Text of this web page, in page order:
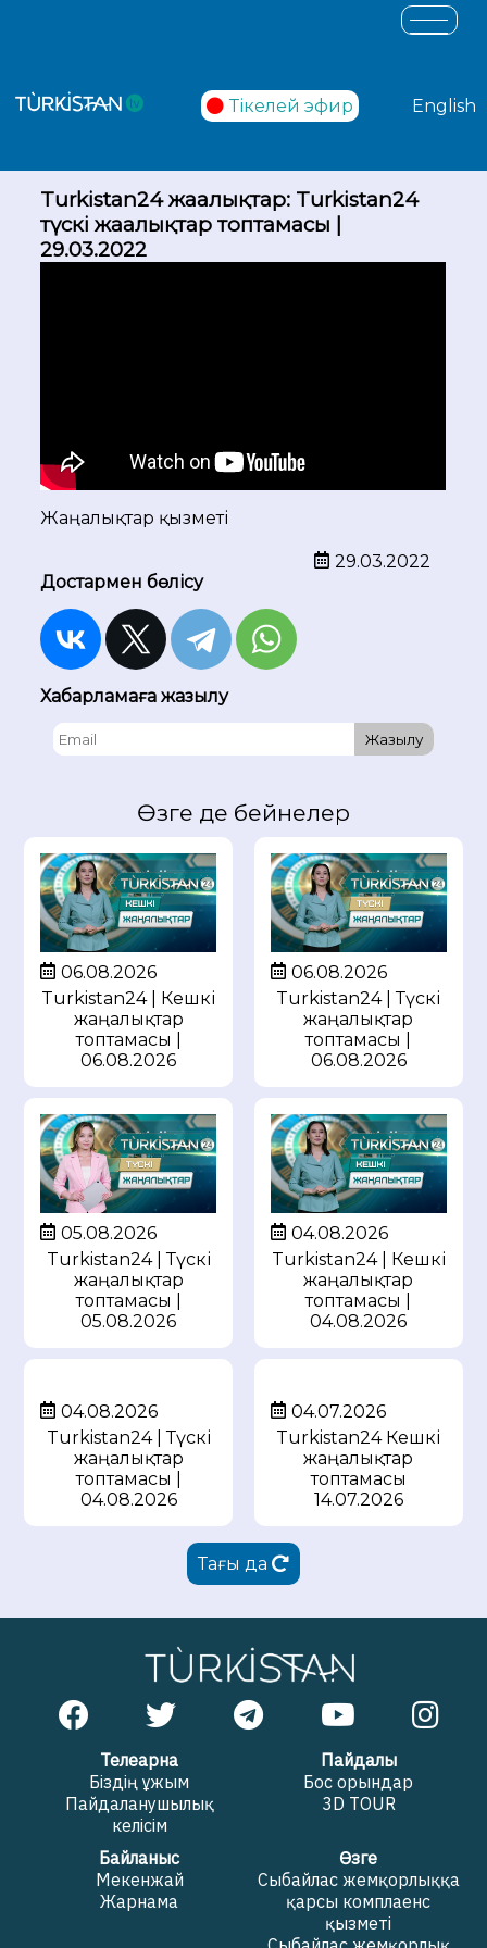
Тікелей эфир English
Turkistan24 жаңалықтар: Turkistan24
түскі жаңалықтар топтамасы |
29.03.2022
Жаңалықтар қызметі
29.03.2022
Достармен бөлісу
Хабарламаға жазылу
Жазылу
Өзге де бейнелер
06.08.2026
Turkistan24 | Кешкі
жаңалықтар
топтамасы |
06.08.2026
06.08.2026
Turkistan24 | Түскі
жаңалықтар
топтамасы |
06.08.2026
05.08.2026
Turkistan24 | Түскі
жаңалықтар
топтамасы |
05.08.2026
04.08.2026
Turkistan24 | Кешкі
жаңалықтар
топтамасы |
04.08.2026
04.08.2026
Turkistan24 | Түскі
жаңалықтар
топтамасы |
04.08.2026
04.07.2026
Turkistan24 Кешкі
жаңалықтар
топтамасы
14.07.2026
Тағы да
Телеарна
Біздің ұжым
Пайдаланушылық
келісім
Пайдалы
Бос орындар
3D TOUR
Байланыс
Мекенжай
Жарнама
Өзге
Сыбайлас жемқорлыққа
қарсы комплаенс
қызметі